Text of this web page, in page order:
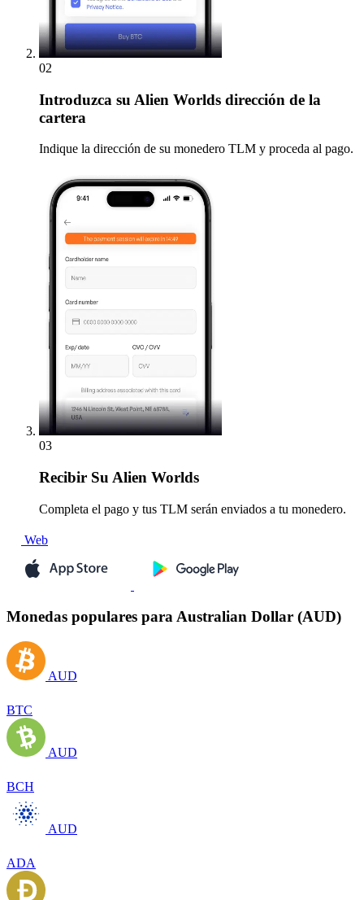
02
Introduzca su Alien Worlds dirección de la
cartera
Indique la dirección de su monedero TLM y proceda al pago.
03
Recibir Su Alien Worlds
Completa el pago y tus TLM serán enviados a tu monedero.
Web
Monedas populares para Australian Dollar (AUD)
AUD
BTC
AUD
BCH
AUD
ADA